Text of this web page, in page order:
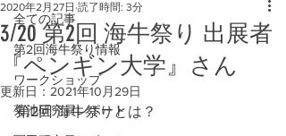
全ての記事
第2回海牛祭り情報
ワークショップ
菊池研究員レポート
3/20 第2回 海牛祭り 出展者
『ペンギン大学』さん
2020年2月27日 読了時間: 3分
更新日： 2021年10月29日
第2回 海牛祭りとは？